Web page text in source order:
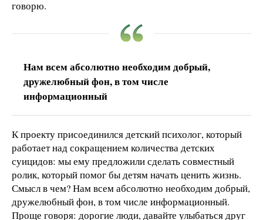
говорю.
Нам всем абсолютно необходим добрый,
дружелюбный фон, в том числе
информационный
К проекту присоединился детский психолог, который
работает над сокращением количества детских
суицидов: мы ему предложили сделать совместный
ролик, который помог бы детям начать ценить жизнь.
Смысл в чем? Нам всем абсолютно необходим добрый,
дружелюбный фон, в том числе информационный.
Проще говоря: дорогие люди, давайте улыбаться друг